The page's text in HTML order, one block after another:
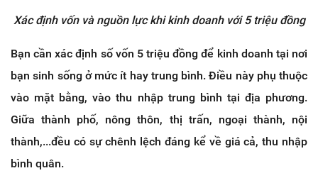
Xác định vốn và nguồn lực khi kinh doanh với 5 triệu đồng
Bạn cần xác định số vốn 5 triệu đồng để kinh doanh tại nơi
bạn sinh sống ở mức ít hay trung bình. Điều này phụ thuộc
vào mặt bằng, vào thu nhập trung bình tại địa phương.
Giữa thành phố, nông thôn, thị trấn, ngoại thành, nội
thành,...đều có sự chênh lệch đáng kể về giá cả, thu nhập
bình quân.